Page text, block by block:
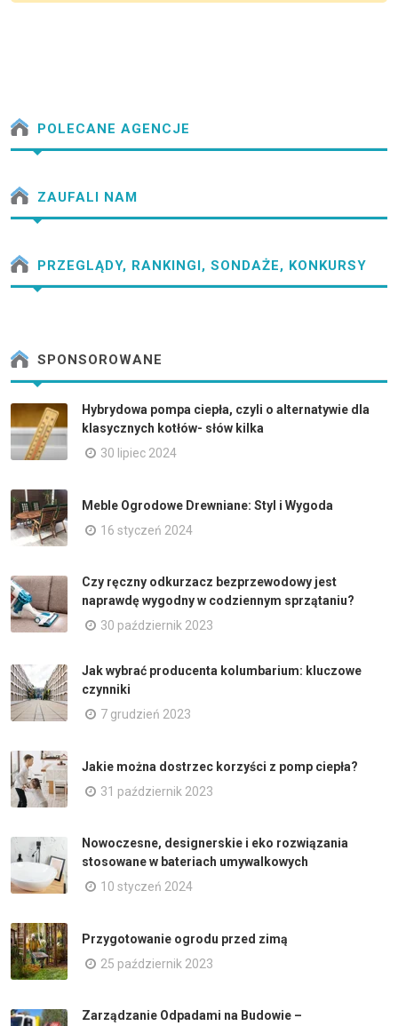
POLECANE AGENCJE
ZAUFALI NAM
PRZEGLĄDY, RANKINGI, SONDAŻE, KONKURSY
SPONSOROWANE
Hybrydowa pompa ciepła, czyli o alternatywie dla
klasycznych kotłów- słów kilka
30 lipiec 2024
Meble Ogrodowe Drewniane: Styl i Wygoda
16 styczeń 2024
Czy ręczny odkurzacz bezprzewodowy jest
naprawdę wygodny w codziennym sprzątaniu?
30 październik 2023
Jak wybrać producenta kolumbarium: kluczowe
czynniki
7 grudzień 2023
Jakie można dostrzec korzyści z pomp ciepła?
31 październik 2023
Nowoczesne, designerskie i eko rozwiązania
stosowane w bateriach umywalkowych
10 styczeń 2024
Przygotowanie ogrodu przed zimą
25 październik 2023
Zarządzanie Odpadami na Budowie –